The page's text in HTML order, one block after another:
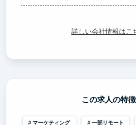
詳しい会社情報はこ
この求人の特徴
マーケティング 一部リモート